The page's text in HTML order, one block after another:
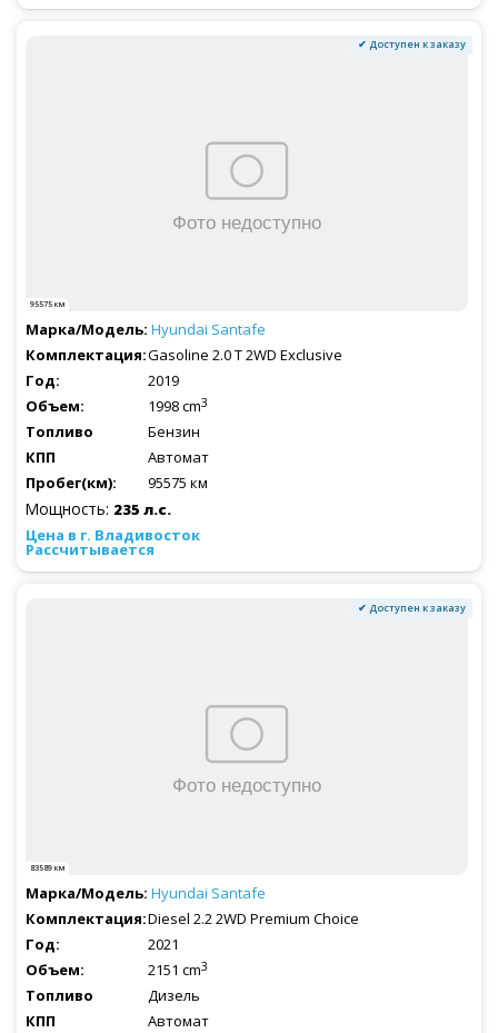
✔ Доступен к заказу
95575 км
Hyundai Santafe
Gasoline 2.0 T 2WD Exclusive
2019
1998 cm3
Бензин
Автомат
95575 км
Мощность: 235 л.с.
Рассчитывается
✔ Доступен к заказу
83589 км
Hyundai Santafe
Diesel 2.2 2WD Premium Choice
2021
2151 cm3
Дизель
Автомат